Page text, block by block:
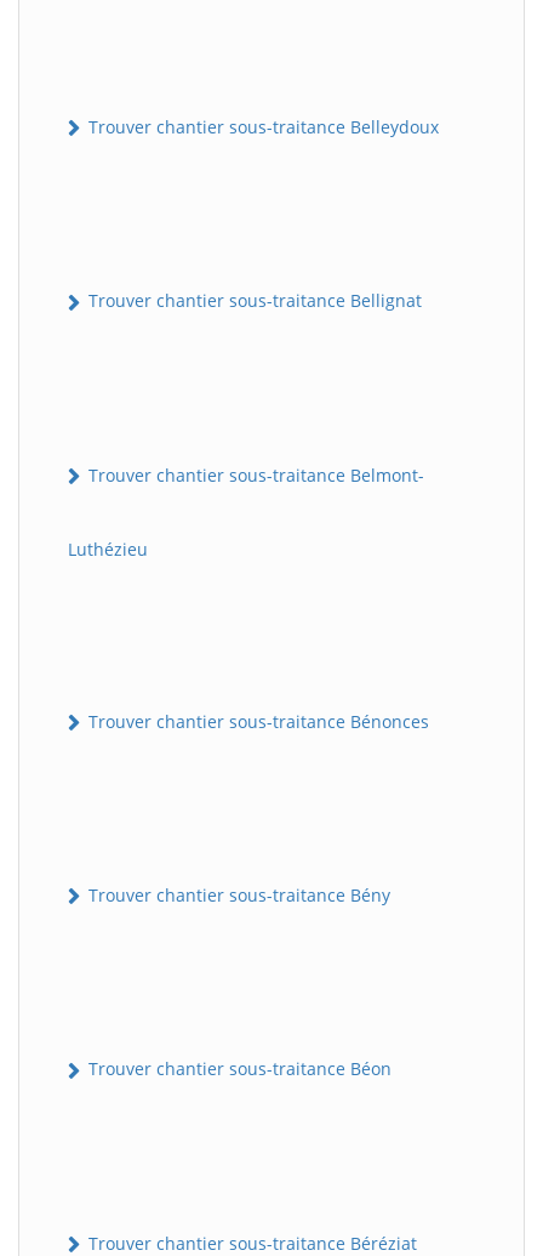
Trouver chantier sous-traitance Belleydoux
Trouver chantier sous-traitance Bellignat
Trouver chantier sous-traitance Belmont-
Luthézieu
Trouver chantier sous-traitance Bénonces
Trouver chantier sous-traitance Bény
Trouver chantier sous-traitance Béon
Trouver chantier sous-traitance Béréziat